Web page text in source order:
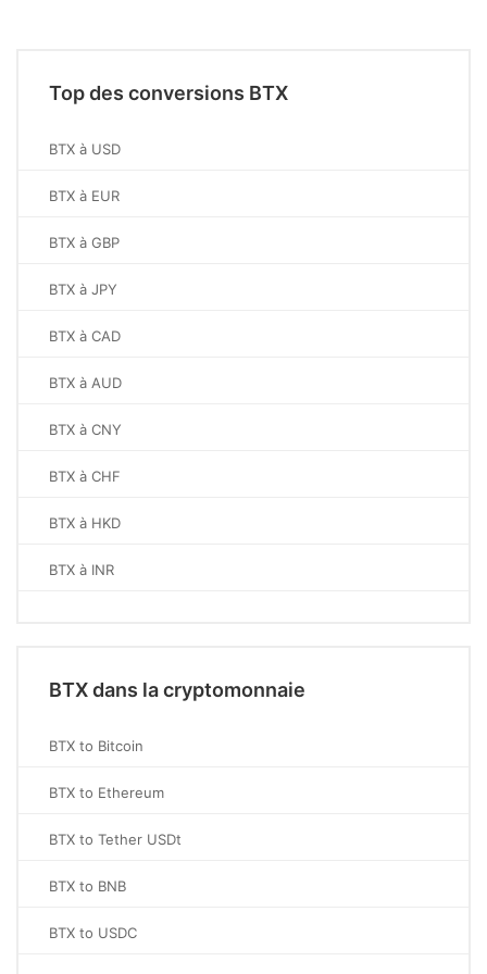
Top des conversions BTX
BTX à USD
BTX à EUR
BTX à GBP
BTX à JPY
BTX à CAD
BTX à AUD
BTX à CNY
BTX à CHF
BTX à HKD
BTX à INR
BTX dans la cryptomonnaie
BTX to Bitcoin
BTX to Ethereum
BTX to Tether USDt
BTX to BNB
BTX to USDC